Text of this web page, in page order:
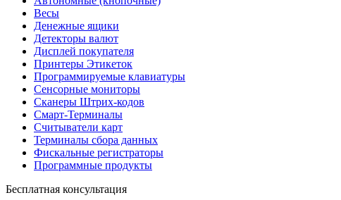
Весы
Денежные ящики
Детекторы валют
Дисплей покупателя
Принтеры Этикеток
Программируемые клавиатуры
Сенсорные мониторы
Сканеры Штрих-кодов
Смарт-Терминалы
Считыватели карт
Терминалы сбора данных
Фискальные регистраторы
Программные продукты
Бесплатная консультация